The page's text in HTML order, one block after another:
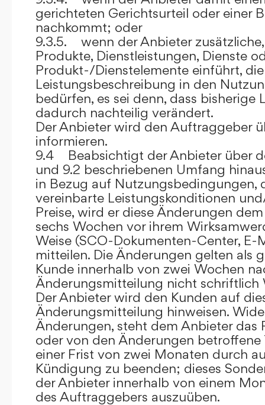
gerichteten Gerichtsurteil oder einer
nachkommt; oder
9.3.5. wenn der Anbieter
Produkte, Dienstleistungen, Dienste
Produkt-/Dienstelemente einführt,
Leistungsbeschreibung in den
bedürfen, es sei denn, dass bisherige
dadurch nachteilig verändert.
Der Anbieter wird den Auftraggeber
informieren.
9.4 Beabsichtigt der Anbieter über
und 9.2 beschriebenen Umfang
in Bezug auf Nutzungsbedingungen,
vereinbarte Leistungskonditionen
Preise, wird er diese Änderungen
sechs Wochen vor ihrem
Weise (SCO-Dokumenten-Center, E-
mitteilen. Die Änderungen gelten als
Kunde innerhalb von zwei Wochen
Änderungsmitteilung nicht schriftlich
Der Anbieter wird den Kunden auf
Änderungsmitteilung hinweisen.
Änderungen, steht dem Anbieter das
oder von den Änderungen betroffene
einer Frist von zwei Monaten durch
Kündigung zu beenden; dieses
der Anbieter innerhalb von einem
des Auftraggebers auszuüben.